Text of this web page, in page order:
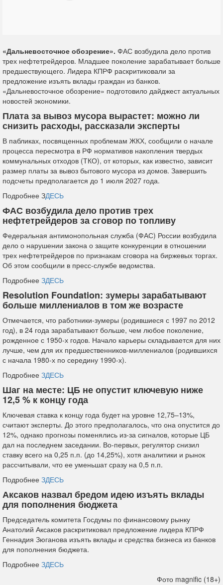
«Дальневосточное обозрение». ФАС возбудила дело против
трех нефтетрейдеров. Младшее поколение зарабатывает больше
предшествующего. Лидера КПРФ раскритиковали за
предложение изъять вклады граждан из банков.
«Дальневосточное обозрение» подготовило дайджест актуальных
новостей экономики.
Плата за вывоз мусора вырастет: можно ли
снизить расходы, рассказали эксперты
В пабликах, посвященных проблемам ЖКХ, сообщили о начале
процесса пересмотра в РФ нормативов накопления твердых
коммунальных отходов (ТКО), от которых, как известно, зависит
размер платы за вывоз бытового мусора из домов. Завершить
подсчеты предполагается до 1 июля 2027 года.
Подробнее ЗДЕСЬ
ФАС возбудила дело против трех
нефтетрейдеров за сговор по топливу
Федеральная антимонопольная служба (ФАС) России возбудила
дело о нарушении закона о защите конкуренции в отношении
трех нефтетрейдеров по признакам сговора на биржевых торгах.
Об этом сообщили в пресс-службе ведомства.
Подробнее ЗДЕСЬ
Resolution Foundation: зумеры зарабатывают
больше миллениалов в том же возрасте
Отмечается, что работники-зумеры (родившиеся с 1997 по 2012
год), в 24 года зарабатывают больше, чем любое поколение,
рожденное с 1950-х годов. Начало карьеры складывается для них
лучше, чем для их предшественников-миллениалов (родившихся
с начала 1980-х по середину 1990-х).
Подробнее ЗДЕСЬ
Шаг на месте: ЦБ не опустит ключевую ниже
12,5 % к концу года
Ключевая ставка к концу года будет на уровне 12,75–13%,
считают эксперты. До этого предполагалось, что она опустится до
12%, однако прогнозы поменялись из-за сигналов, которые ЦБ
дал на последнем заседании. Во-первых, регулятор снизил
ставку всего на 0,25 п.п. (до 14,25%), хотя аналитики и рынок
рассчитывали, что ее уменьшат сразу на 0,5 п.п.
Подробнее ЗДЕСЬ
Аксаков назвал бредом идею изъять вклады
для пополнения бюджета
Председатель комитета Госдумы по финансовому рынку
Анатолий Аксаков раскритиковал предложение лидера КПРФ
Геннадия Зюганова изъять вклады и средства бизнеса из банков
для пополнения бюджета.
Подробнее ЗДЕСЬ
Фото magnific (18+)